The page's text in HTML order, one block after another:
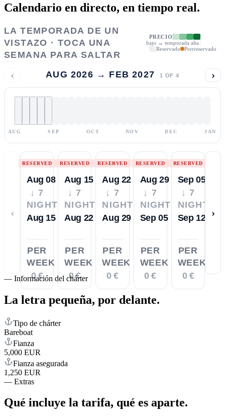
Calendario en directo, en tiempo real.
LA TEMPORADA DE UN
VISTAZO · TOCA UNA
SEMANA PARA SALTAR
PRECIO
bajo → temporada alta
Reservado
Prerreservado
‹ AUG 2026 → FEB 2027 1 OF 4 ›
AUG SEP OCT NOV DEC JAN
‹
RESERVED
Aug 08
↓ 7
NIGHTS
Aug 15
PER
WEEK
0 €
RESERVED
Aug 15
↓ 7
NIGHTS
Aug 22
PER
WEEK
0 €
RESERVED
Aug 22
↓ 7
NIGHTS
Aug 29
PER
WEEK
0 €
RESERVED
Aug 29
↓ 7
NIGHTS
Sep 05
PER
WEEK
0 €
RESERVED
Sep 05
↓ 7
NIGHTS
Sep 12
PER
WEEK
0 €
›
— Información del chárter
La letra pequeña, por delante.
Tipo de chárter
Bareboat
Fianza
5,000 EUR
Fianza asegurada
1,250 EUR
— Extras
Qué incluye la tarifa, qué es aparte.